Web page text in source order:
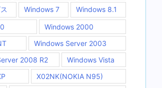
Windows 7 Windows 8.1
Windows 2000
Windows Server 2003
2008 R2
Windows Vista
X02NK(NOKIA N95)